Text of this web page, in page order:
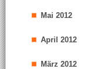
Mai 2012
April 2012
März 2012